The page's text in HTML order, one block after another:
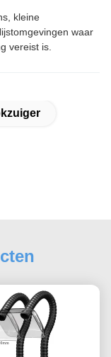
kleine
waar
vereist is.